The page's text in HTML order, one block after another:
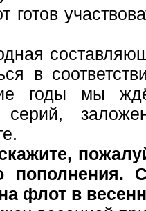
готов
в
годы мы
серий,
пополнения.
флот в